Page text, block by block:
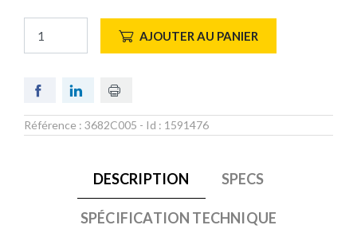
AJOUTER AU PANIER
Référence : 3682C005 - Id : 1591476
DESCRIPTION SPECS
SPÉCIFICATION TECHNIQUE